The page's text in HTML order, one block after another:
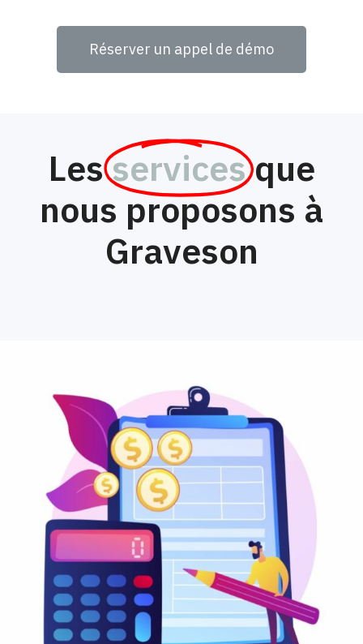
Réserver un appel de démo
Lesservices que
nous proposons à
Graveson